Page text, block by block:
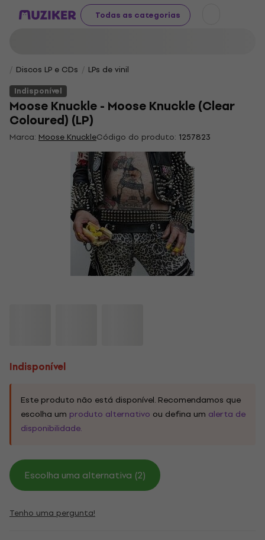
Todas as categorias
Discos LP e CDs
LPs de vinil
Indisponível
Moose Knuckle - Moose Knuckle (Clear
Coloured) (LP)
Marca: Moose KnuckleCódigo do produto: 1257823
Indisponível
Este produto não está disponível. Recomendamos que
escolha um produto alternativo ou defina um alerta de
disponibilidade.
Escolha uma alternativa (2)
Tenho uma pergunta!